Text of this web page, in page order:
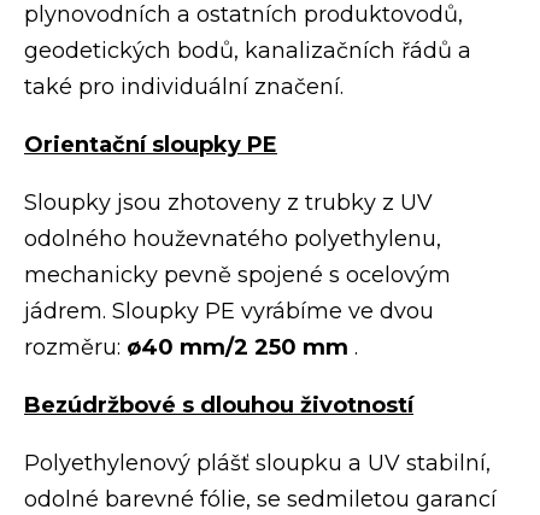
plynovodních a ostatních produktovodů,
geodetických bodů, kanalizačních řádů a
také pro individuální značení.
Orientační sloupky PE
Sloupky jsou zhotoveny z trubky z UV
odolného houževnatého polyethylenu,
mechanicky pevně spojené s ocelovým
jádrem. Sloupky PE vyrábíme ve dvou
rozměru: ø40 mm/2 250 mm .
Bezúdržbové s dlouhou životností
Polyethylenový plášť sloupku a UV stabilní,
odolné barevné fólie, se sedmiletou garancí